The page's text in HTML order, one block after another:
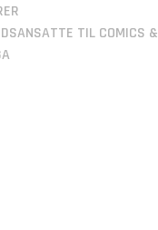
TIL COMICS &